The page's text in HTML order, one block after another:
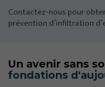
Contactez-nous pour
prévention d’infiltration
Un avenir sans
fondations